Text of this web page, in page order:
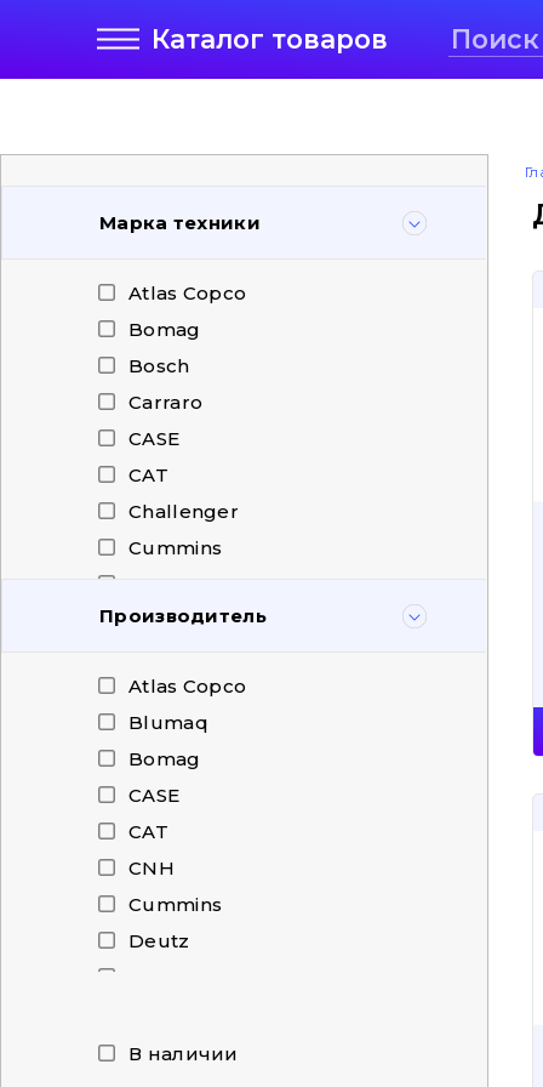
Каталог товаров
Марка техники
Atlas Copco
Bomag
Bosch
Carraro
CASE
CAT
Challenger
Cummins
Demag
Deutz
Dieci
Doosan
Dressta
Dynapac
Fendt
Fiat-Hitachi
HAMM
HARDI
Hidromek
Hyundai
Производитель
Atlas Copco
Blumaq
Bomag
CASE
CAT
CNH
Cummins
Deutz
HAMM
В наличии